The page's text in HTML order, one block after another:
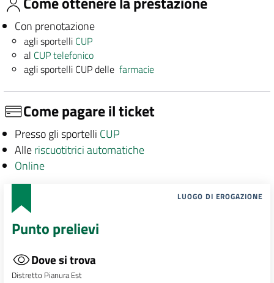
Con prenotazione
agli sportelli CUP
al CUP telefonico
agli sportelli CUP dellefarmacie
Come pagare il ticket
Presso gli sportelli CUP
Alleriscuotitrici automatiche
Online
LUOGO DI EROGAZIONE
Punto prelievi
Dove si trova
Distretto Pianura Est